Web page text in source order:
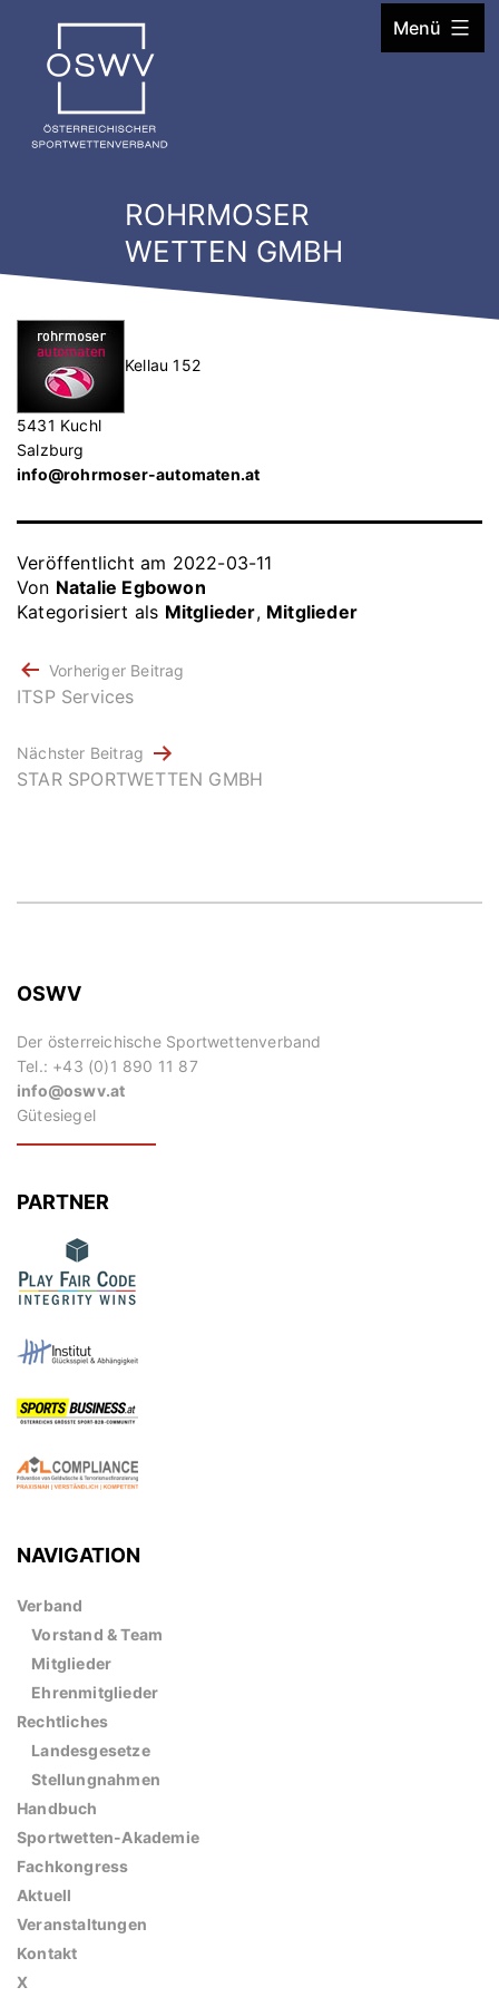
springen
Menü
ROHRMOSER
WETTEN GMBH
Kellau 152
5431 Kuchl
Salzburg
info@rohrmoser-automaten.at
Veröffentlicht am 2022-03-11
Von Natalie Egbowon
Kategorisiert als Mitglieder, Mitglieder
BEITRAGSNAVIGATION
Vorheriger Beitrag
ITSP Services
Nächster Beitrag
STAR SPORTWETTEN GMBH
OSWV
Der österreichische Sportwettenverband
Tel.: +43 (0)1 890 11 87
info@oswv.at
Gütesiegel
PARTNER
NAVIGATION
Verband
Vorstand & Team
Mitglieder
Ehrenmitglieder
Rechtliches
Landesgesetze
Stellungnahmen
Handbuch
Sportwetten-Akademie
Fachkongress
Aktuell
Veranstaltungen
Kontakt
X